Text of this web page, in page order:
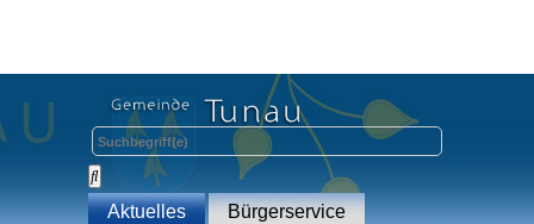
Aktuelles
Bürgerservice